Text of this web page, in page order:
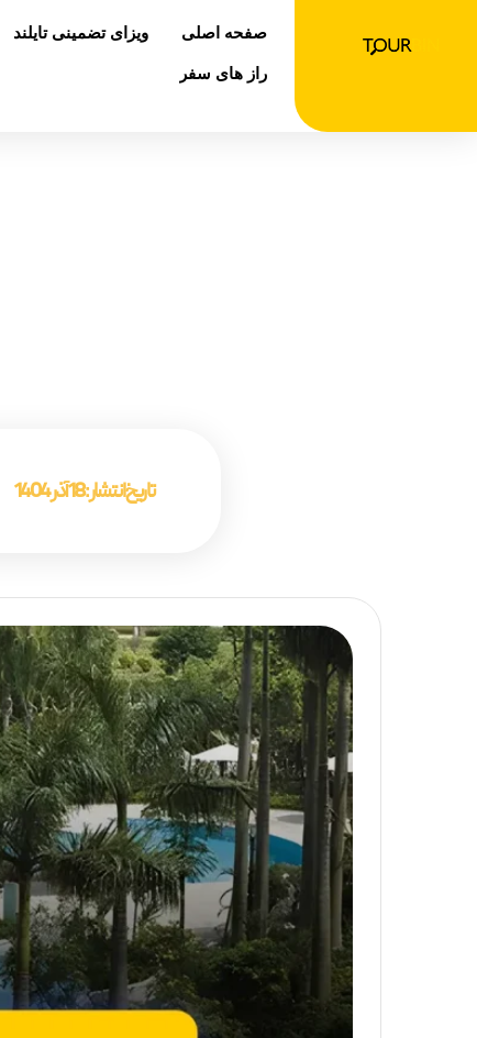
صفحه اصلی ویزای تضمینی تایلند
راز های سفر
تاریخ انتشار :18 آذر 1404